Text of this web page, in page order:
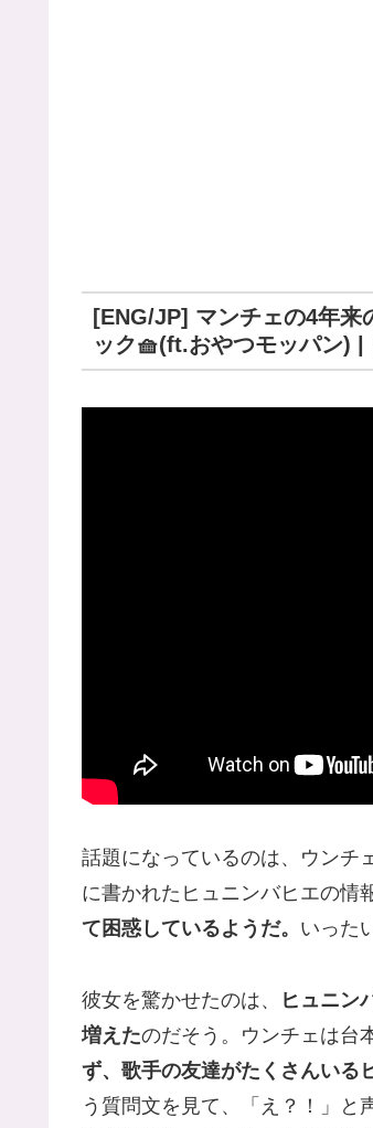
[ENG/JP] マンチェの4年来
ック🧺(ft.おやつモッパン)
話題になっているのは、ウンチ
に書かれたヒュニンバヒエの情
て困惑しているようだ。 いった
彼女を驚かせたのは、 ヒュニン
増えたのだそう。ウンチェは台
ず、歌手の友達がたくさんいる
う質問文を見て、「え？！」と